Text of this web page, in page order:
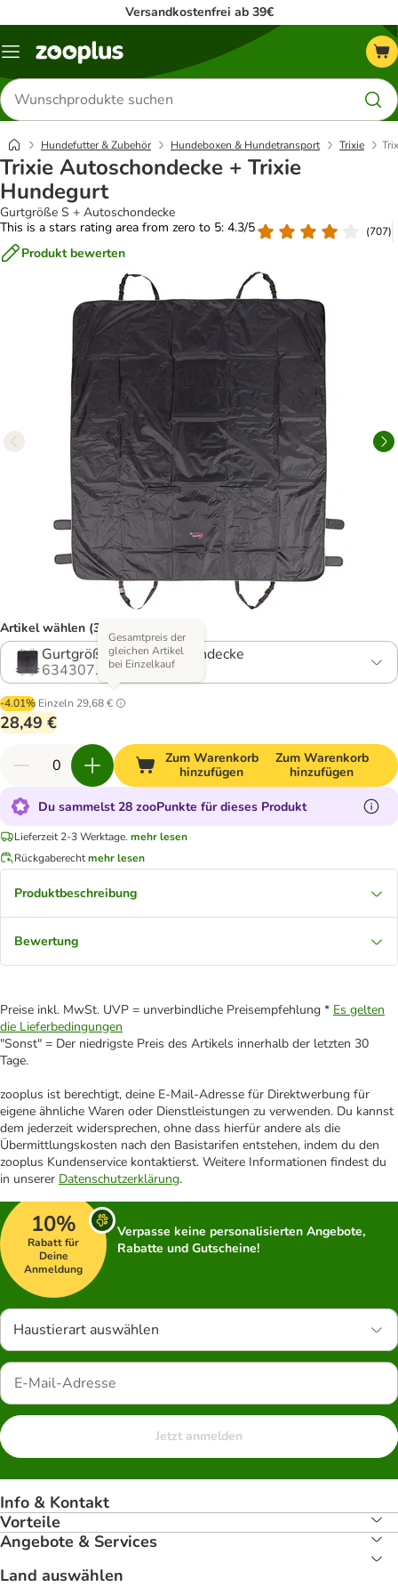
Versandkostenfrei ab 39€
Menü
Produkte
suchen
Hundefutter & Zubehör Hundeboxen & Hundetransport Trixie
Trixie Autoschondecke + Trixie
Hundegurt
Gurtgröße S + Autoschondecke
This is a stars rating area from zero to 5: 4.3/5
(707)
Produkt bewerten
Artikel wählen (3 Varianten)
Gurtgröße S + Autoschondecke
634307.0
-4.01% Einzeln 29,68 €
Gesamtpreis der
gleichen Artikel
bei Einzelkauf
28,49 €
Zum Warenkorb
hinzufügen
Zum Warenkorb
hinzufügen
Du sammelst 28 zooPunkte für dieses Produkt
Lieferzeit 2-3 Werktage. mehr lesen
Rückgaberechtmehr lesen
Produktbeschreibung
Bewertung
Preise inkl. MwSt. UVP = unverbindliche Preisempfehlung * Es gelten
die Lieferbedingungen
"Sonst" = Der niedrigste Preis des Artikels innerhalb der letzten 30
Tage.
zooplus ist berechtigt, deine E-Mail-Adresse für Direktwerbung für
eigene ähnliche Waren oder Dienstleistungen zu verwenden. Du kannst
dem jederzeit widersprechen, ohne dass hierfür andere als die
Übermittlungskosten nach den Basistarifen entstehen, indem du den
zooplus Kundenservice kontaktierst. Weitere Informationen findest du
in unserer Datenschutzerklärung.
10%
Rabatt für
Deine
Anmeldung
Verpasse keine personalisierten Angebote,
Rabatte und Gutscheine!
Haustierart auswählen
Jetzt anmelden
Info & Kontakt
Vorteile
Angebote & Services
Land auswählen